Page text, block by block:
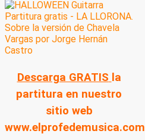
Descarga GRATIS la
partitura en nuestro
sitio web
www.elprofedemusica.com